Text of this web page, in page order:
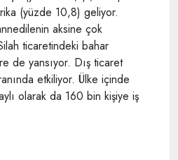
(yüzde 10,8) geliyor.
aksine çok
ticaretindeki bahar
de yansıyor. Dış ticaret
etkiliyor. Ülke içinde
olarak da 160 bin kişiye iş